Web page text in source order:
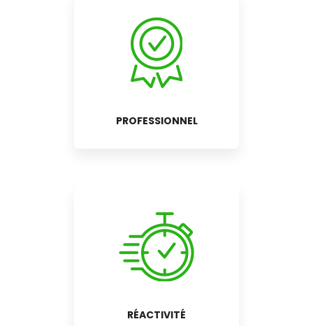
PROFESSIONNEL
RÉACTIVITÉ